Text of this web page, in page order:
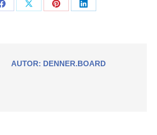
CompartilharCompartilharCompartilharCompartilhar
AUTOR: DENNER.BOARD